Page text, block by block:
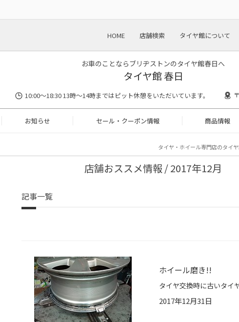
HOME 店舗検索 タイヤ館について
お車のことならブリヂストンのタイヤ館春日へ
タイヤ館 春日
10:00～18:30 13時〜14時まではピット休憩をいただいています。
お知らせ セール・クーポン情報 商品情報
タイヤ・ホイール専門店のタイ
店舗おススメ情報 / 2017年12月
記事一覧
ホイール磨き!!
2017年12月31日